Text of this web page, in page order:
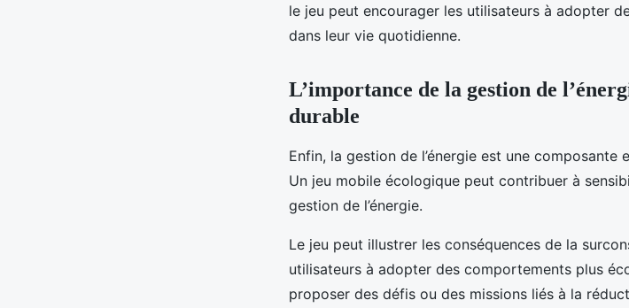
le jeu peut encourager les utilisateurs à adopter
dans leur vie quotidienne.
L’importance de la gestion de
durable
Enfin, la gestion de l’énergie est une
Un jeu mobile écologique peut contribuer à
gestion de l’énergie.
Le jeu peut illustrer les conséquences de la
utilisateurs à adopter des comportements plus
proposer des défis ou des missions liés à la